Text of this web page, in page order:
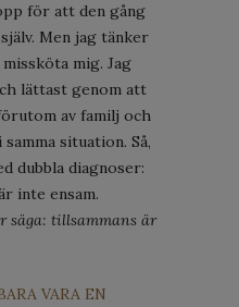
för att den gång
Men jag tänker
mig. Jag
lättast genom att
av familj och
situation. Så,
dubbla diagnoser:
inte ensam.
säga: tillsammans är
VARA EN